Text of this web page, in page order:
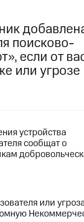
и фитнес
поисково-
если от
или угрозе
устройства
сообщат о
или